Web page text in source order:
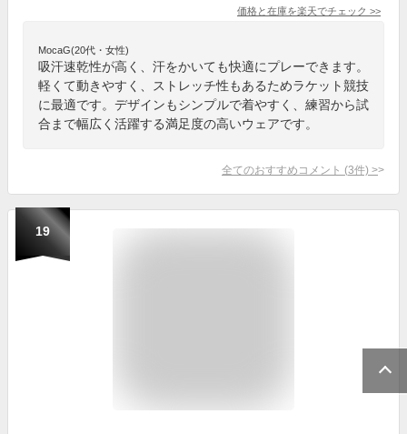
価格と在庫を楽天でチェック >>
MocaG(20代・女性)
吸汗速乾性が高く、汗をかいても快適にプレーできます。
軽くて動きやすく、ストレッチ性もあるためラケット競技
に最適です。デザインもシンプルで着やすく、練習から試
合まで幅広く活躍する満足度の高いウェアです。
全てのおすすめコメント (3件) >
19